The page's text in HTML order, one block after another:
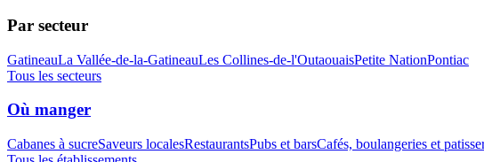
Par secteur
GatineauLa Vallée-de-la-GatineauLes Collines-de-l'OutaouaisPetite NationPontiac
Tous les secteurs
Où manger
Cabanes à sucreSaveurs localesRestaurantsPubs et barsCafés, boulangeries et